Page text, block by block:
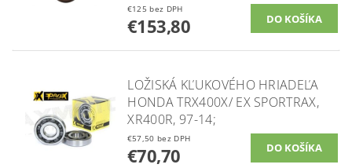
€125 bez DPH
€153,80
LOŽISKÁ KĽUKOVÉHO HRIADEĽA
HONDA TRX400X/ EX SPORTRAX,
XR400R, 97-14;
€57,50 bez DPH
€70,70